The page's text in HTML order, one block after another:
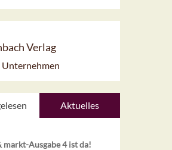
Verlag
Unternehmen
Aktuelles
markt-Ausgabe 4 ist da!